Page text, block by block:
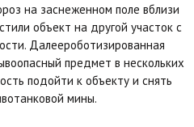
на заснеженном поле вблизи
объект на другой участок с
Далеероботизированная
предмет в нескольких
подойти к объекту и снять
мины.